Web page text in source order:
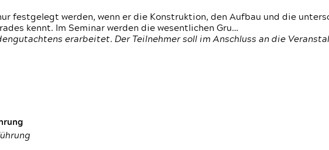
festgelegt werden, wenn er die Konstruktion, den Aufbau und die
kennt. Im Seminar werden die wesentlichen Gru…
erarbeitet. Der Teilnehmer soll im Anschluss an die